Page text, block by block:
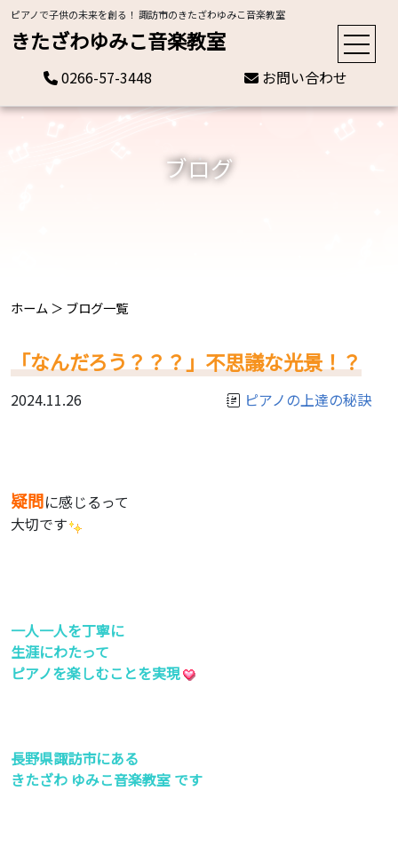
ピアノで子供の未来を創る！ 諏訪市のきたざわゆみこ音楽教室
きたざわゆみこ音楽教室
0266-57-3448 お問い合わせ
ブログ
ホーム ＞ ブログ一覧
「なんだろう？？？」不思議な光景！？
2024.11.26 ピアノの上達の秘訣
疑問に感じるって
大切です
一人一人を丁寧に
生涯にわたって
ピアノを楽しむことを実現
長野県諏訪市にある
きたざわ ゆみこ音楽教室 です